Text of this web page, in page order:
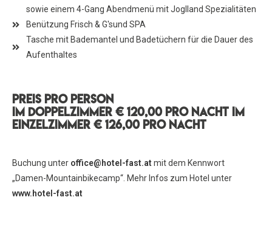
sowie einem 4-Gang Abendmenü mit Joglland Spezialitäten
Benützung Frisch & G'sund SPA
Tasche mit Bademantel und Badetüchern für die Dauer des
Aufenthaltes
Preis pro person
Im Doppelzimmer € 120,00 pro Nacht Im
Einzelzimmer € 126,00 pro Nacht
Buchung unter office@hotel-fast.atmit dem Kennwort
„Damen-Mountainbikecamp“. Mehr Infos zum Hotel unter
www.hotel-fast.at